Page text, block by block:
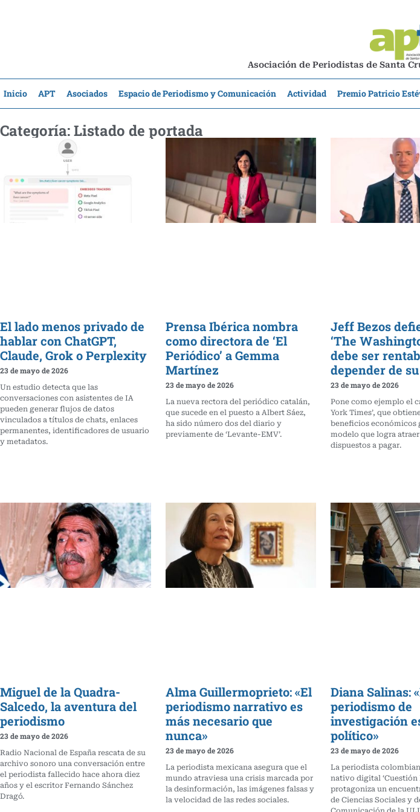
Asociación de Periodistas de Santa
Inicio APT Asociados Espacio de Periodismo y Comunicación Actividad Premio Patricio
Categoría: Listado de portada
El lado menos privado de
hablar con ChatGPT,
Claude, Grok o Perplexity
23 de mayo de 2026
Un estudio detecta que las
conversaciones con asistentes de IA
pueden generar flujos de datos
vinculados a títulos de chats, enlaces
permanentes, identificadores de usuario
y metadatos.
Prensa Ibérica nombra
como directora de ‘El
Periódico’ a Gemma
Martínez
23 de mayo de 2026
La nueva rectora del periódico catalán,
que sucede en el puesto a Albert Sáez,
ha sido número dos del diario y
previamente de ‘Levante-EMV’.
Jeff Bezos
‘The
debe ser
depender de
23 de mayo de 2026
Pone como ejemplo el
York Times’, que
beneficios económicos
modelo que logra
dispuestos a pagar.
Miguel de la Quadra-
Salcedo, la aventura del
periodismo
23 de mayo de 2026
Radio Nacional de España rescata de su
archivo sonoro una conversación entre
el periodista fallecido hace ahora diez
años y el escritor Fernando Sánchez
Dragó.
Alma Guillermoprieto: «El
periodismo narrativo es
más necesario que
nunca»
23 de mayo de 2026
La periodista mexicana asegura que el
mundo atraviesa una crisis marcada por
la desinformación, las imágenes falsas y
la velocidad de las redes sociales.
Diana Salinas:
periodismo de
investigación
político»
23 de mayo de 2026
La periodista
nativo digital ‘Cuestión
protagoniza un
de Ciencias Sociales y